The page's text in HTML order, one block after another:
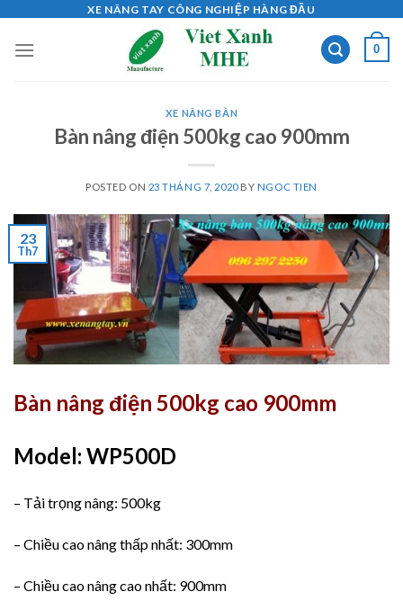
content
XE NÂNG TAY CÔNG NGHIỆP HÀNG ĐẦU
0
XE NÂNG BÀN
Bàn nâng điện 500kg cao 900mm
POSTED ON 23 THÁNG 7, 2020BY NGOC TIEN
23
Th7
Bàn nâng điện 500kg cao 900mm
Model: WP500D
– Tải trọng nâng: 500kg
– Chiều cao nâng thấp nhất: 300mm
– Chiều cao nâng cao nhất: 900mm